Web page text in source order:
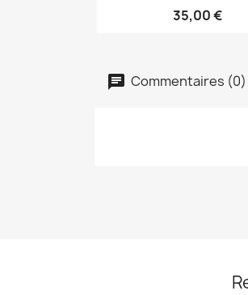
35,00 €
Commentaires (0)